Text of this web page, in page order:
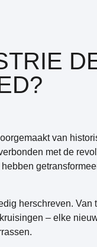
van
met de
herschreven. Van
– elke